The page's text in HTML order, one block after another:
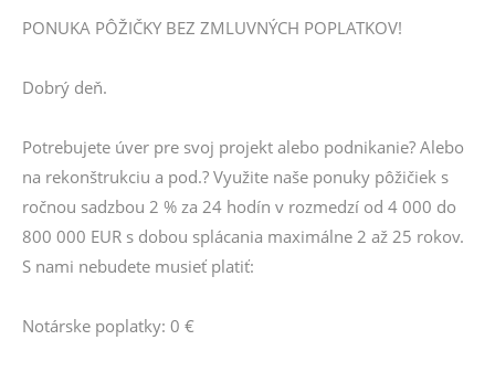
PONUKA PÔŽIČKY BEZ ZMLUVNÝCH POPLATKOV!
Dobrý deň.
Potrebujete úver pre svoj projekt alebo podnikanie? Alebo
na rekonštrukciu a pod.? Využite naše ponuky pôžičiek s
ročnou sadzbou 2 % za 24 hodín v rozmedzí od 4 000 do
800 000 EUR s dobou splácania maximálne 2 až 25 rokov.
S nami nebudete musieť platiť:
Notárske poplatky: 0 €